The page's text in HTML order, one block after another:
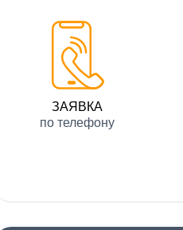
ЗАЯВКА
по телефону